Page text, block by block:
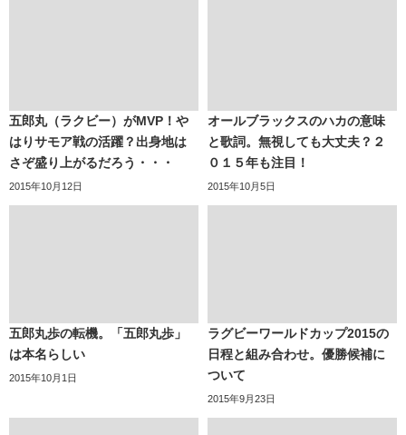
五郎丸（ラクビー）がMVP！や
はりサモア戦の活躍？出身地は
さぞ盛り上がるだろう・・・
2015年10月12日
オールブラックスのハカの意味
と歌詞。無視しても大丈夫？２
０１５年も注目！
2015年10月5日
五郎丸歩の転機。「五郎丸歩」
は本名らしい
2015年10月1日
ラグビーワールドカップ2015の
日程と組み合わせ。優勝候補に
ついて
2015年9月23日